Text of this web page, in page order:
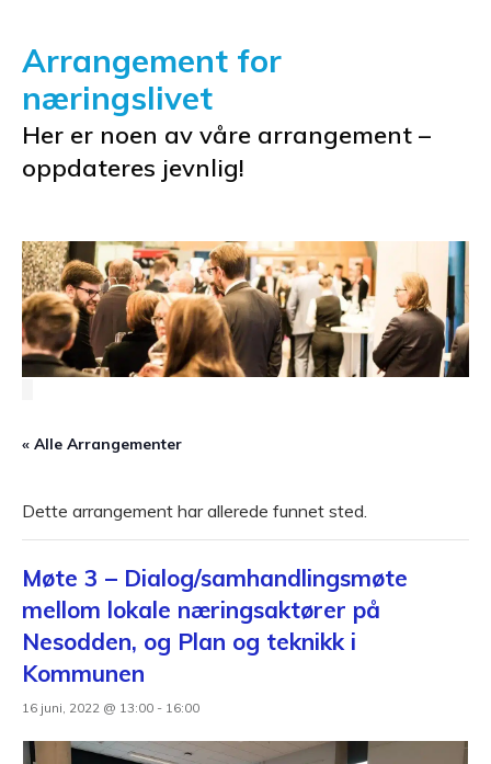
Arrangement for
næringslivet
Her er noen av våre arrangement –
oppdateres jevnlig!
« Alle Arrangementer
Dette arrangement har allerede funnet sted.
Møte 3 – Dialog/samhandlingsmøte
mellom lokale næringsaktører på
Nesodden, og Plan og teknikk i
Kommunen
16 juni, 2022 @ 13:00 - 16:00